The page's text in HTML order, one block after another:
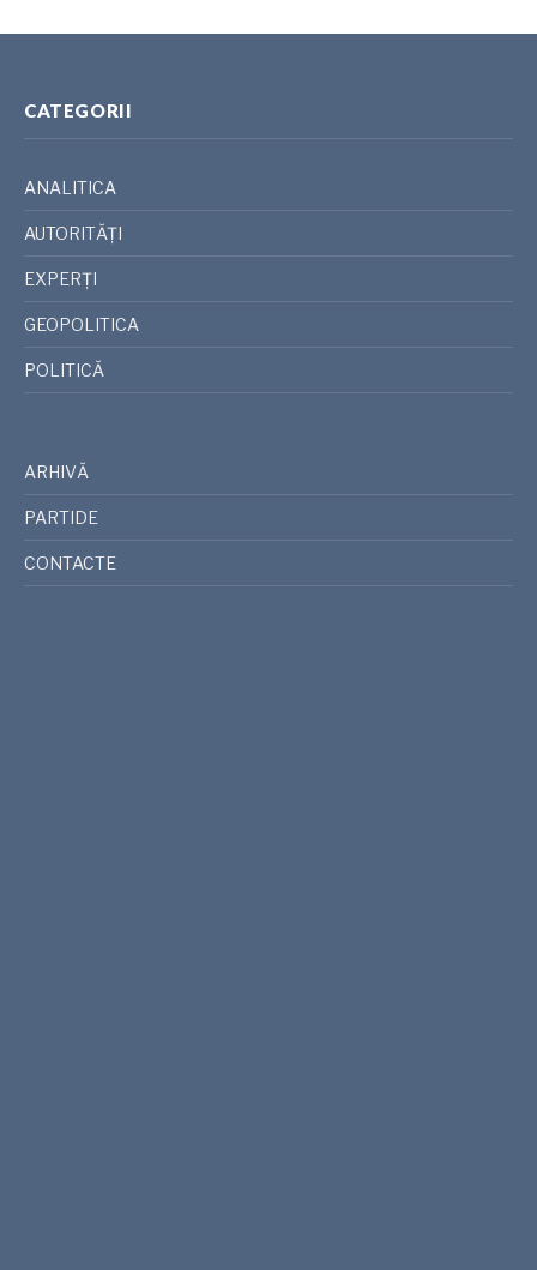
CATEGORII
ANALITICA
AUTORITĂȚI
EXPERȚI
GEOPOLITICA
POLITICĂ
ARHIVĂ
PARTIDE
CONTACTE